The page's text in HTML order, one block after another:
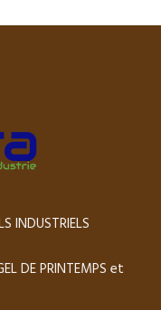
INDUSTRIELS
DE PRINTEMPS et